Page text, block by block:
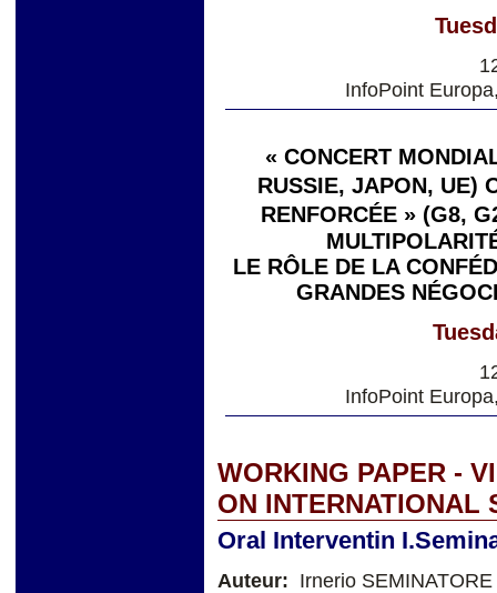
InfoPoint
« CONCERT
RUSSIE, JAPON, UE)
RENFORCÉE » (G8,
LE RÔLE DE LA
GRANDES
InfoPoint
WORKING PAPER -
ON INTERNATIONAL
Oral Interventin
Auteur: Irnerio SEMINATORE